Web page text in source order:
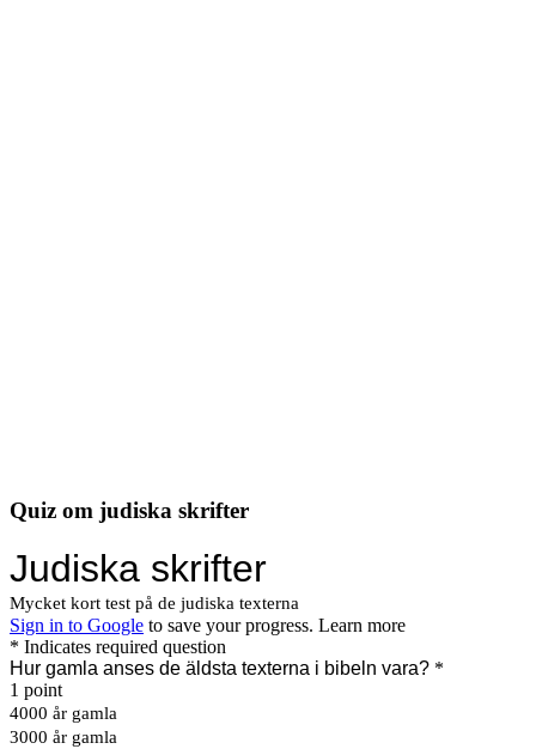
Quiz om judiska skrifter